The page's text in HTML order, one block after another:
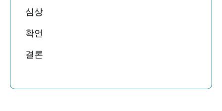
심상
확언
결론